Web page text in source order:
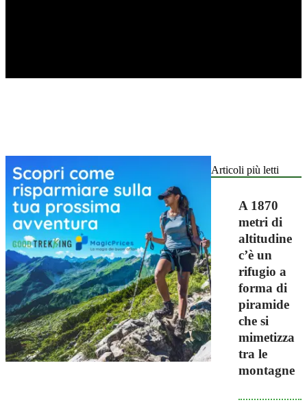
Articoli più letti
A 1870
metri di
altitudine
c’è un
rifugio a
forma di
piramide
che si
mimetizza
tra le
montagne